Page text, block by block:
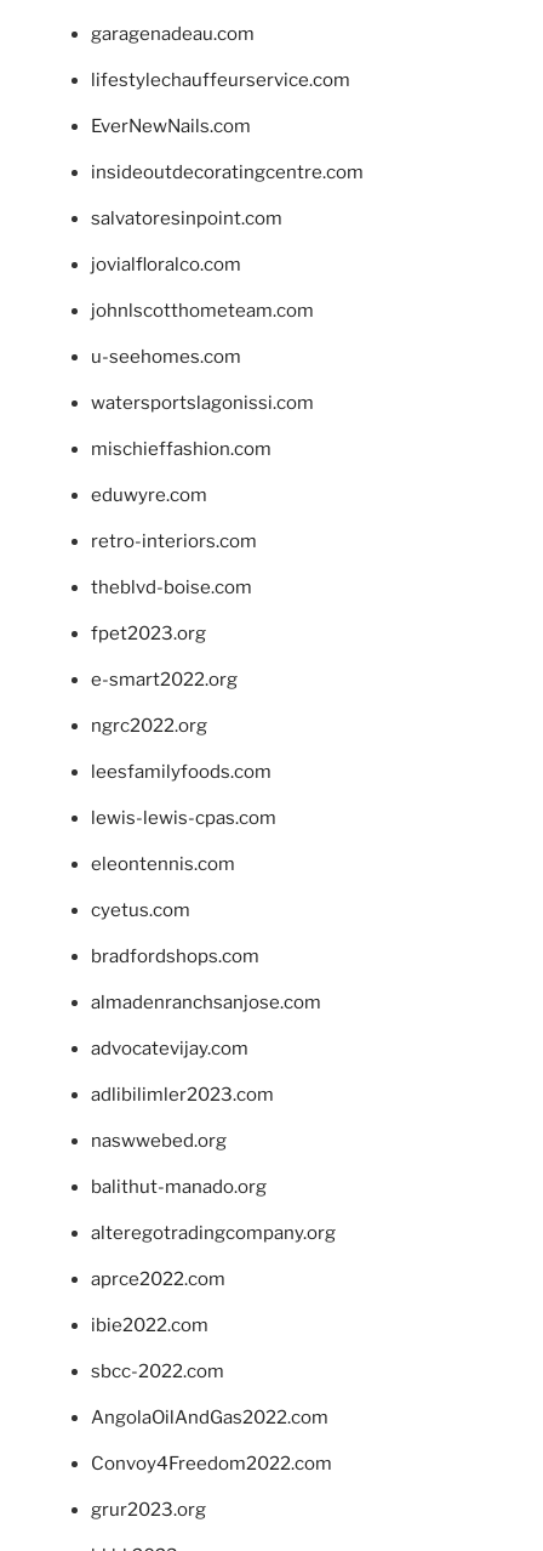
garagenadeau.com
lifestylechauffeurservice.com
EverNewNails.com
insideoutdecoratingcentre.com
salvatoresinpoint.com
jovialfloralco.com
johnlscotthometeam.com
u-seehomes.com
watersportslagonissi.com
mischieffashion.com
eduwyre.com
retro-interiors.com
theblvd-boise.com
fpet2023.org
e-smart2022.org
ngrc2022.org
leesfamilyfoods.com
lewis-lewis-cpas.com
eleontennis.com
cyetus.com
bradfordshops.com
almadenranchsanjose.com
advocatevijay.com
adlibilimler2023.com
naswwebed.org
balithut-manado.org
alteregotradingcompany.org
aprce2022.com
ibie2022.com
sbcc-2022.com
AngolaOilAndGas2022.com
Convoy4Freedom2022.com
grur2023.org